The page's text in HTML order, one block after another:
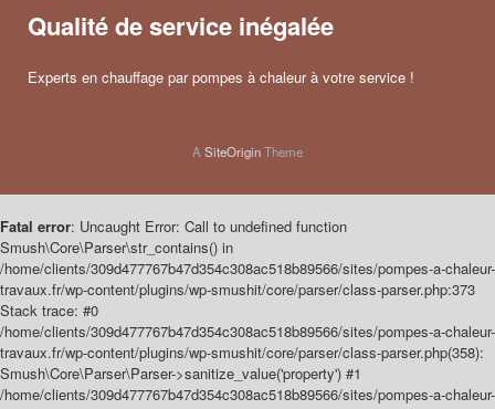
Qualité de service inégalée
Experts en chauffage par pompes à chaleur à votre service !
ASiteOriginTheme
Fatal error: Uncaught Error: Call to undefined function
Smush\Core\Parser\str_contains() in
/home/clients/309d477767b47d354c308ac518b89566/sites/pompes-a-chaleur-
travaux.fr/wp-content/plugins/wp-smushit/core/parser/class-parser.php:373
Stack trace: #0
/home/clients/309d477767b47d354c308ac518b89566/sites/pompes-a-chaleur-
travaux.fr/wp-content/plugins/wp-smushit/core/parser/class-parser.php(358):
Smush\Core\Parser\Parser->sanitize_value('property') #1
/home/clients/309d477767b47d354c308ac518b89566/sites/pompes-a-chaleur-